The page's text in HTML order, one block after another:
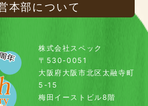
本部について
株式会社スペック
〒530-0051
大阪府大阪市北区太融寺町
5-15
梅田イーストビル8階